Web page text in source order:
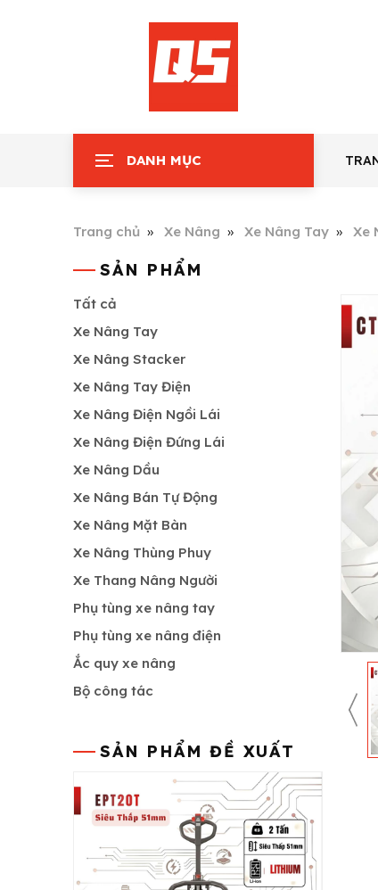
DANH MỤC
Trang chủ Xe Nâng Xe Nâng Tay Xe
SẢN PHẨM
Tất cả
Xe Nâng Tay
Xe Nâng Stacker
Xe Nâng Tay Điện
Xe Nâng Điện Ngồi Lái
Xe Nâng Điện Đứng Lái
Xe Nâng Dầu
Xe Nâng Bán Tự Động
Xe Nâng Mặt Bàn
Xe Nâng Thùng Phuy
Xe Thang Nâng Người
Phụ tùng xe nâng tay
Phụ tùng xe nâng điện
Ắc quy xe nâng
Bộ công tác
SẢN PHẨM ĐỀ XUẤT